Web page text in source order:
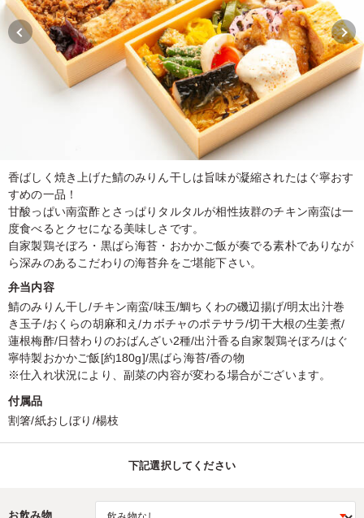
香ばしく焼き上げた鯖のみりん干しは旨味が凝縮されたはぐ寧おす
すめの一品！
甘酸っぱい南蛮酢とさっぱりタルタルが相性抜群のチキン南蛮は一
度食べるとクセになる美味しさです。
自家製鶏そぼろ・黒ばら海苔・おかかご飯が奏でる素朴でありなが
ら深みのあるこだわりの海苔弁をご堪能下さい。
弁当内容
鯖のみりん干し/チキン南蛮/味玉/鯛ちくわの磯辺揚げ/明太出汁巻
き玉子/おくらの胡麻和え/カボチャのポテサラ/切干大根の生姜煮/
蓮根梅酢/日替わりのおばんざい2種/出汁香る自家製鶏そぼろ/はぐ
寧特製おかかご飯[約180g]/黒ばら海苔/香の物
※仕入れ状況により、副菜の内容が変わる場合がございます。
付属品
割箸/紙おしぼり/楊枝
下記選択してください
お飲み物